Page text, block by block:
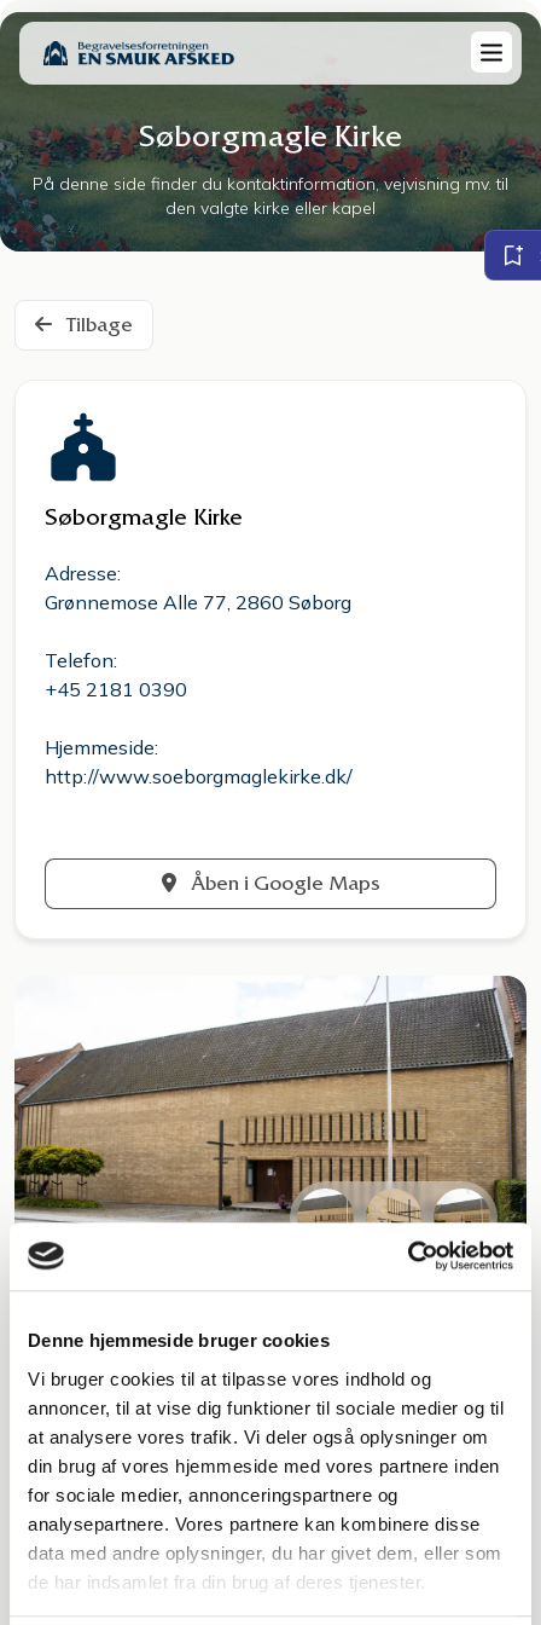
Denne hjemmeside bruger cookies
Vi bruger cookies til at tilpasse vores indhold og
annoncer, til at vise dig funktioner til sociale medier og til
at analysere vores trafik. Vi deler også oplysninger om
din brug af vores hjemmeside med vores partnere inden
for sociale medier, annonceringspartnere og
analysepartnere. Vores partnere kan kombinere disse
data med andre oplysninger, du har givet dem, eller som
de har indsamlet fra din brug af deres tjenester.
Søborgmagle Kirke
På denne side finder du kontaktinformation, vejvisning mv. til
den valgte kirke eller kapel
Tilbage
Søborgmagle Kirke
Adresse:
Grønnemose Alle 77, 2860 Søborg
Telefon:
+45 2181 0390
Hjemmeside:
http://www.soeborgmaglekirke.dk/
Åben i Google Maps